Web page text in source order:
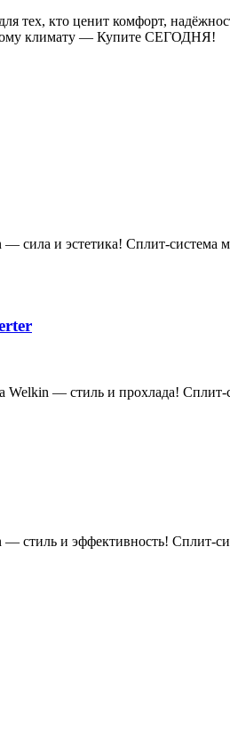
кто ценит комфорт,
климату — Купите СЕГОДНЯ!
сила и эстетика! Сплит-
Welkin — стиль и прохлада!
стиль и эффективность! Сплит-